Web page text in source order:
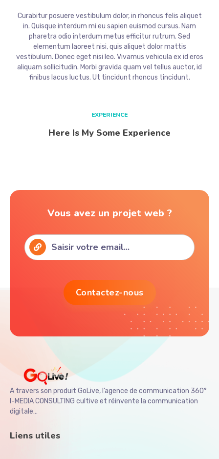
Curabitur posuere vestibulum dolor, in rhoncus felis aliquet
in. Quisque interdum mi eu sapien euismod cursus. Nam
pharetra odio interdum metus efficitur rutrum. Sed
elementum laoreet nisi, quis aliquet dolor mattis
vestibulum. Donec eget nisi leo. Vivamus vehicula ex id eros
aliquam sollicitudin. Morbi gravida quam vel tellus auctor, id
finibus lacus luctus. Ut tincidunt rhoncus tincidunt.
EXPERIENCE
Here Is My Some Experience
Vous avez un projet web ?
A travers son produit GoLive, l’agence de communication 360°
I-MEDIA CONSULTING cultive et réinvente la communication
digitale…
Liens utiles